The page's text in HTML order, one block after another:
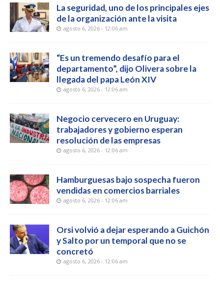
La seguridad, uno de los principales ejes
de la organización ante la visita
agosto 6, 2026 - 12:06 am
“Es un tremendo desafío para el
departamento”, dijo Olivera sobre la
llegada del papa León XIV
agosto 6, 2026 - 12:06 am
Negocio cervecero en Uruguay:
trabajadores y gobierno esperan
resolución de las empresas
agosto 6, 2026 - 12:06 am
Hamburguesas bajo sospecha fueron
vendidas en comercios barriales
agosto 6, 2026 - 12:06 am
Orsi volvió a dejar esperando a Guichón
y Salto por un temporal que no se
concretó
agosto 6, 2026 - 12:06 am